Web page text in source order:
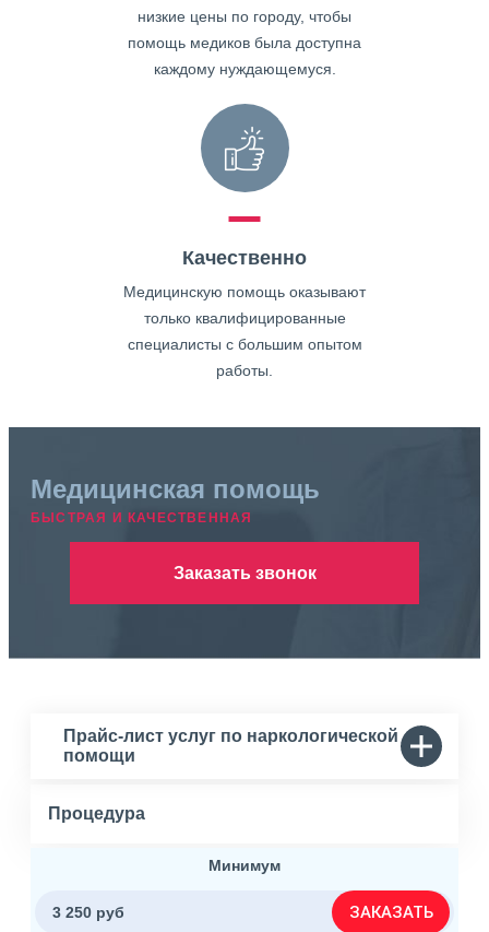
низкие цены по городу, чтобы
помощь медиков была доступна
каждому нуждающемуся.
Качественно
Медицинскую помощь оказывают
только квалифицированные
специалисты с большим опытом
работы.
Медицинская помощь
БЫСТРАЯ И КАЧЕСТВЕННАЯ
Заказать звонок
Прайс-лист услуг по наркологической
помощи
Процедура
Минимум
3 250 руб ЗАКАЗАТЬ